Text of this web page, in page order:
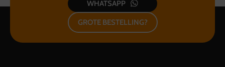
WHATSAPP
GROTE BESTELLING?